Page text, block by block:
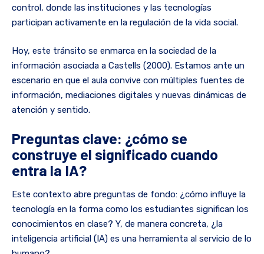
control, donde las instituciones y las tecnologías
participan activamente en la regulación de la vida social.
Hoy, este tránsito se enmarca en la sociedad de la
información asociada a Castells (2000). Estamos ante un
escenario en que el aula convive con múltiples fuentes de
información, mediaciones digitales y nuevas dinámicas de
atención y sentido.
Preguntas clave: ¿cómo se
construye el significado cuando
entra la IA?
Este contexto abre preguntas de fondo: ¿cómo influye la
tecnología en la forma como los estudiantes significan los
conocimientos en clase? Y, de manera concreta, ¿la
inteligencia artificial (IA) es una herramienta al servicio de lo